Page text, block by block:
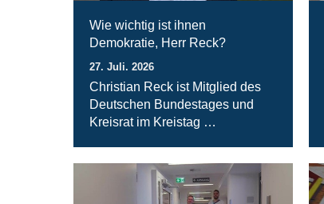
Wie wichtig ist ihnen
Demokratie, Herr Reck?
27. Juli. 2026
Christian Reck ist Mitglied des
Deutschen Bundestages und
Kreisrat im Kreistag …